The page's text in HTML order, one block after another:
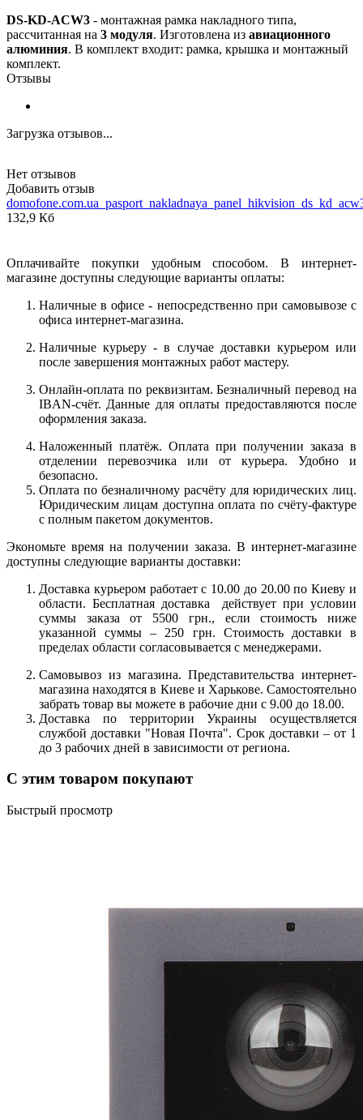
DS-KD-ACW3 - монтажная рамка накладного типа,
рассчитанная на 3 модуля. Изготовлена из авиационного
алюминия. В комплект входит: рамка, крышка и монтажный
комплект.
Отзывы
Загрузка отзывов...
Нет отзывов
Добавить отзыв
132,9 Кб
Оплачивайте покупки удобным способом. В интернет-
магазине доступны следующие варианты оплаты:
Наличные в офисе - непосредственно при самовывозе с
офиса интернет-магазина.
Наличные курьеру - в случае доставки курьером или
после завершения монтажных работ мастеру.
Онлайн-оплата по реквизитам. Безналичный перевод на
IBAN-счёт. Данные для оплаты предоставляются после
оформления заказа.
Наложенный платёж. Оплата при получении заказа в
отделении перевозчика или от курьера. Удобно и
безопасно.
Оплата по безналичному расчёту для юридических лиц.
Юридическим лицам доступна оплата по счёту-фактуре
с полным пакетом документов.
Экономьте время на получении заказа. В интернет-магазине
доступны следующие варианты доставки:
Доставка курьером работает с 10.00 до 20.00 по Киеву и
области. Бесплатная доставка действует при условии
суммы заказа от 5500 грн., если стоимость ниже
указанной суммы – 250 грн. Стоимость доставки в
пределах области согласовывается с менеджерами.
Самовывоз из магазина. Представительства интернет-
магазина находятся в Киеве и Харькове. Самостоятельно
забрать товар вы можете в рабочие дни с 9.00 до 18.00.
Доставка по территории Украины осуществляется
службой доставки "Новая Почта". Срок доставки – от 1
до 3 рабочих дней в зависимости от региона.
С этим товаром покупают
Быстрый просмотр